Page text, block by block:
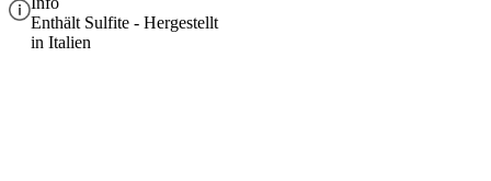
Enthält Sulfite - Hergestellt
in Italien